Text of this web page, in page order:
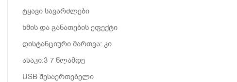
ტყავი სავარძლები
ხმის და განათების ეფექტი
დისტანციური მართვა: კი
ასაკი:3-7 წლამდე
USB შესაერთებელი